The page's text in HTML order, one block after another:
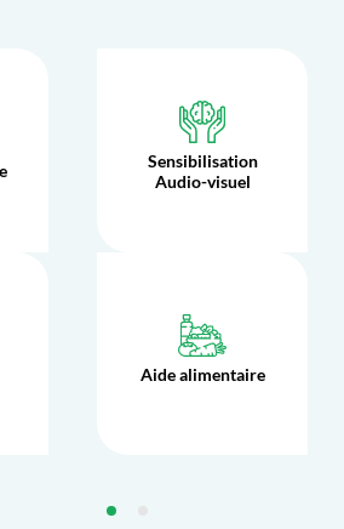
Sensibilisation
Audio-visuel
Aide alimentaire